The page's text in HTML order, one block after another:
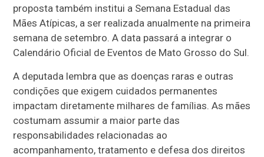
proposta também institui a Semana Estadual das
Mães Atípicas, a ser realizada anualmente na primeira
semana de setembro. A data passará a integrar o
Calendário Oficial de Eventos de Mato Grosso do Sul.
A deputada lembra que as doenças raras e outras
condições que exigem cuidados permanentes
impactam diretamente milhares de famílias. As mães
costumam assumir a maior parte das
responsabilidades relacionadas ao
acompanhamento, tratamento e defesa dos direitos